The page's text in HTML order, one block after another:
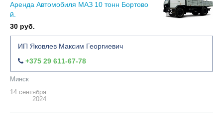
2
Аренда Автомобиля МАЗ 10 тонн Бортово
й.
30 руб.
ИП Яковлев Максим Георгиевич
+375 29 611-67-78
Минск
14 сентября
2024